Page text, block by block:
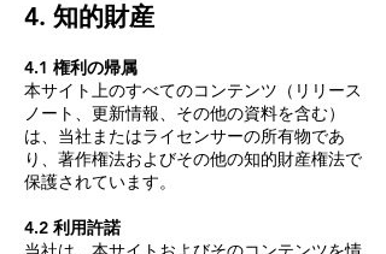
4. 知的財産
4.1 権利の帰属
本サイト上のすべてのコンテンツ（リリース
ノート、更新情報、その他の資料を含む）
は、当社またはライセンサーの所有物であ
り、著作権法およびその他の知的財産権法で
保護されています。
4.2 利用許諾